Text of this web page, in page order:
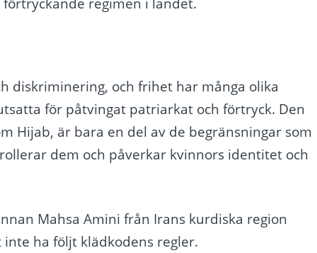
diskriminering, och frihet har många olika
för påtvingat patriarkat och förtryck. Den
Hijab, är bara en del av de begränsningar som
dem och påverkar kvinnors identitet och
Mahsa Amini från Irans kurdiska region
ha följt klädkodens regler.